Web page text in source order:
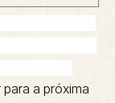
a próxima